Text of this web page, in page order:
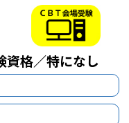
資格／特になし